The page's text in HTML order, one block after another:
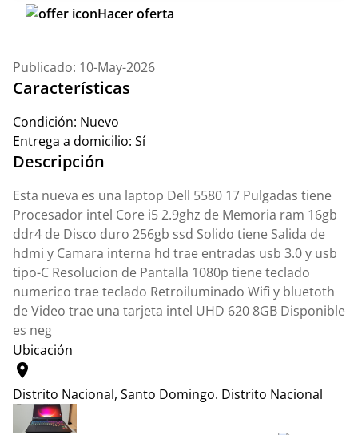
Hacer oferta
Publicado: 10-May-2026
Características
Condición: Nuevo
Entrega a domicilio: Sí
Descripción
Esta nueva es una laptop Dell 5580 17 Pulgadas tiene
Procesador intel Core i5 2.9ghz de Memoria ram 16gb
ddr4 de Disco duro 256gb ssd Solido tiene Salida de
hdmi y Camara interna hd trae entradas usb 3.0 y usb
tipo-C Resolucion de Pantalla 1080p tiene teclado
numerico trae teclado Retroiluminado Wifi y bluetoth
de Video trae una tarjeta intel UHD 620 8GB Disponible
es neg
Ubicación
location_on
Distrito Nacional, Santo Domingo. Distrito Nacional
+
Leaflet|© OpenStreetMap contributors